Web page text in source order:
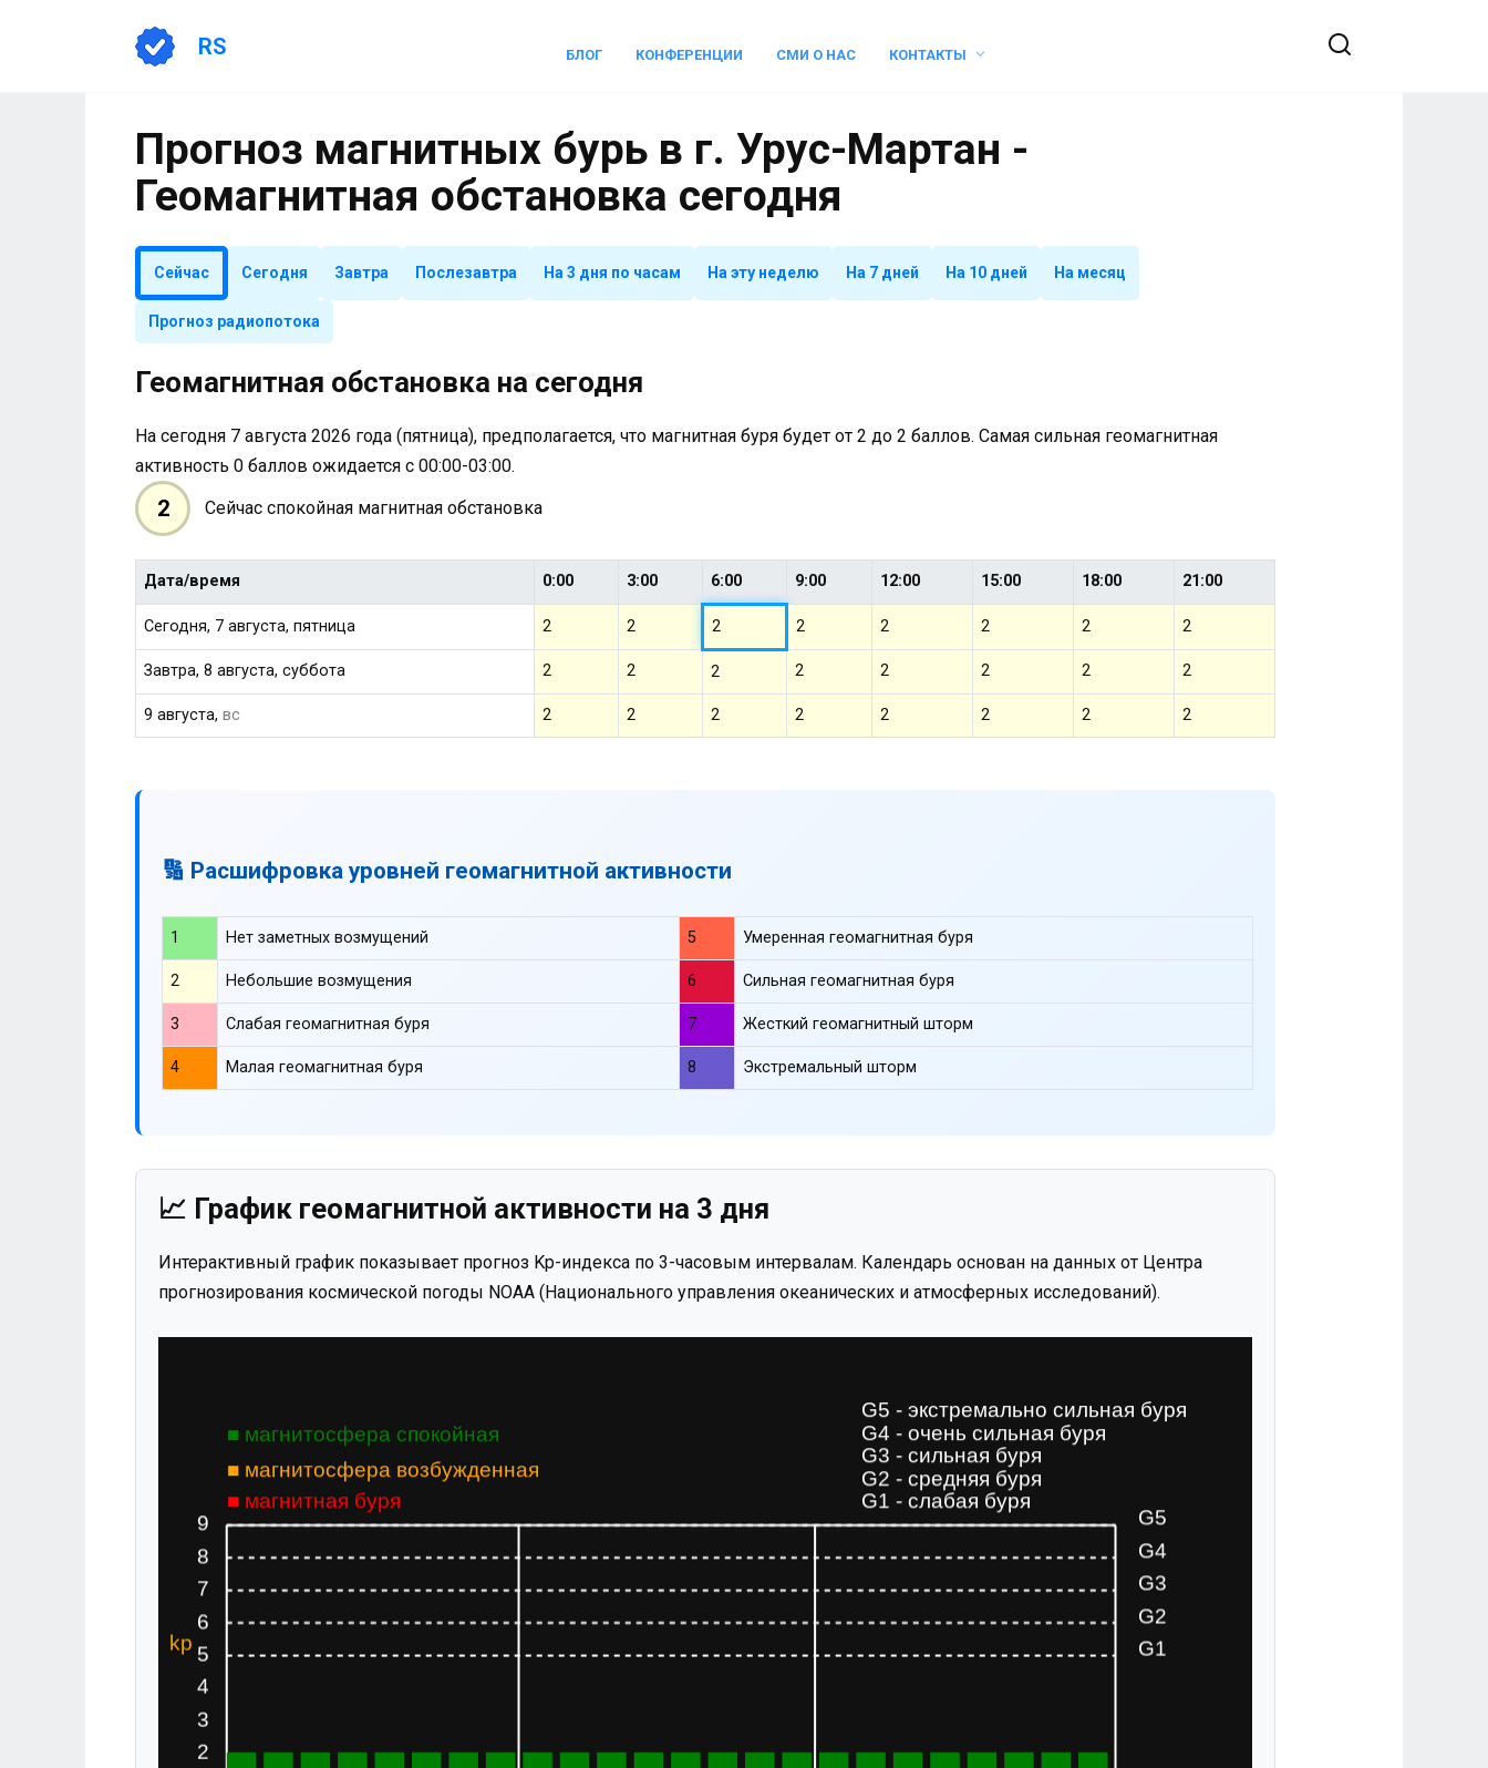
RS БЛОГ КОНФЕРЕНЦИИ СМИ О НАС КОНТАКТЫ
Прогноз магнитных бурь в г. Урус-Мартан -
Геомагнитная обстановка сегодня
Сейчас Сегодня Завтра Послезавтра На 3 дня по часам На эту неделю На 7 дней На 10 дней На месяц
Прогноз радиопотока
Геомагнитная обстановка на сегодня
На сегодня 7 августа 2026 года (пятница), предполагается, что магнитная буря будет от 2 до 2 баллов. Самая сильная геомагнитная
активность 0 баллов ожидается с 00:00-03:00.
2 Сейчас спокойная магнитная обстановка
Дата/время 0:00 3:00 6:00 9:00 12:00 15:00 18:00 21:00
Сегодня, 7 августа, пятница 2 2 2 2 2 2 2 2
Завтра, 8 августа, суббота 2 2 2 2 2 2 2 2
9 августа,вс 2 2 2 2 2 2 2 2
🔢 Расшифровка уровней геомагнитной активности
1 Нет заметных возмущений 5 Умеренная геомагнитная буря
2 Небольшие возмущения 6 Сильная геомагнитная буря
3 Слабая геомагнитная буря 7 Жесткий геомагнитный шторм
4 Малая геомагнитная буря 8 Экстремальный шторм
📈 График геомагнитной активности на 3 дня
Интерактивный график показывает прогноз Kp-индекса по 3-часовым интервалам. Календарь основан на данных от Центра
прогнозирования космической погоды NOAA (Национального управления океанических и атмосферных исследований).